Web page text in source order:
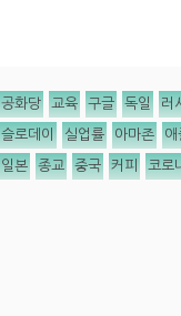
공화당 교육 구글 독일 러
슬로데이 실업률 아마존 애
일본 종교 중국 커피 코로